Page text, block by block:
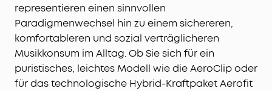
representieren einen sinnvollen
Paradigmenwechsel hin zu einem sichereren,
komfortableren und sozial verträglicheren
Musikkonsum im Alltag. Ob Sie sich für ein
puristisches, leichtes Modell wie die AeroClip oder
für das technologische Hybrid-Kraftpaket Aerofit